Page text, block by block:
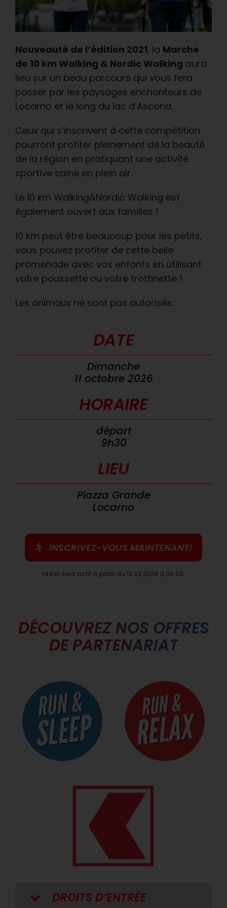
Nouveauté de l’édition 2021, la Marche
de 10 km Walking & Nordic Walking aura
lieu sur un beau parcours qui vous fera
passer par les paysages enchanteurs de
Locarno et le long du lac d’Ascona.
Ceux qui s’inscrivent à cette compétition
pourront profiter pleinement de la beauté
de la région en pratiquant une activité
sportive saine en plein air.
Le 10 km Walking&Nordic Walking est
également ouvert aux familles !
10 km peut être beaucoup pour les petits,
vous pouvez profiter de cette belle
promenade avec vos enfants en utilisant
votre poussette ou votre trottinette !
Les animaux ne sont pas autorisés.
DATE
Dimanche
11 octobre 2026
HORAIRE
départ
9h30
LIEU
Piazza Grande
Locarno
INSCRIVEZ-VOUS MAINTENANT!
Le lien sera actif à partir du 13.03.2026 à 06.00.
DÉCOUVREZ NOS OFFRES
DE PARTENARIAT
DROITS D’ENTRÉE